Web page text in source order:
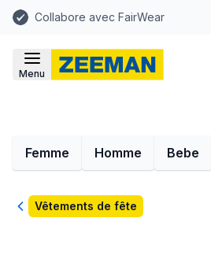
Collabore avec FairWear
Menu
Femme Homme Bebe
RetourVêtements de fête